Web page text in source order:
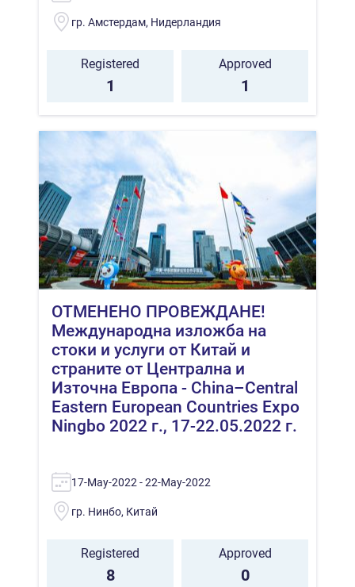
гр. Амстердам, Нидерландия
Registered
1
Approved
1
ОТМЕНЕНО ПРОВЕЖДАНЕ!
Международна изложба на
стоки и услуги от Китай и
страните от Централна и
Източна Европа - China–Central
Eastern European Countries Expo
Ningbo 2022 г., 17-22.05.2022 г.
17-May-2022 - 22-May-2022
гр. Нинбо, Китай
Registered
8
Approved
0